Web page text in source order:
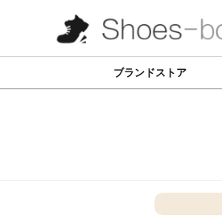
ブランドストア